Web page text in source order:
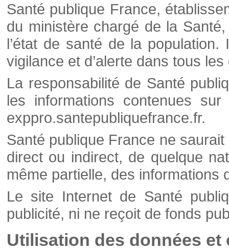
Santé publique France,
du ministère chargé de la
l’état de santé de la
vigilance et d’alerte dans tous
La responsabilité de Santé
les informations contenues
exppro.santepubliquefrance.fr.
Santé publique France ne
direct ou indirect, de quelque
même partielle, des informations
Le site Internet de Santé
publicité, ni ne reçoit de fonds
Utilisation des données et